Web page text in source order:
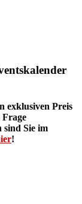
exklusiven Preis
Frage
sind Sie im
!